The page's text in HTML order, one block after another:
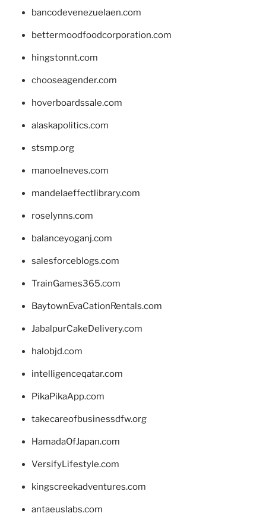
bancodevenezuelaen.com
bettermoodfoodcorporation.com
hingstonnt.com
chooseagender.com
hoverboardssale.com
alaskapolitics.com
stsmp.org
manoelneves.com
mandelaeffectlibrary.com
roselynns.com
balanceyoganj.com
salesforceblogs.com
TrainGames365.com
BaytownEvaCationRentals.com
JabalpurCakeDelivery.com
halobjd.com
intelligenceqatar.com
PikaPikaApp.com
takecareofbusinessdfw.org
HamadaOfJapan.com
VersifyLifestyle.com
kingscreekadventures.com
antaeuslabs.com